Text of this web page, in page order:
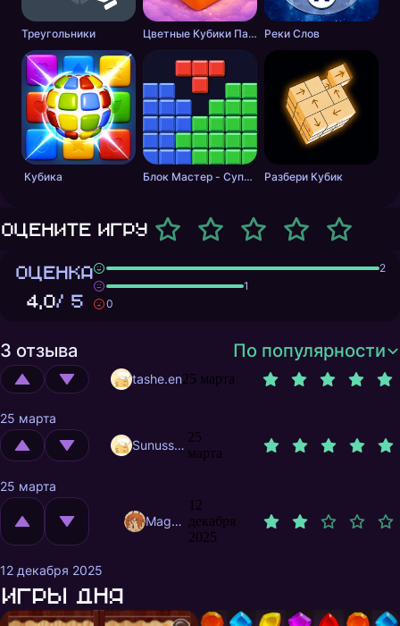
Треугольники Цветные Кубики Пазл Реки Слов
Кубика Блок Мастер - Супер Пазл Разбери Кубик
Оцените игру
ОЦЕНКА
4,0/ 5
2
1
0
3 отзыва По популярности
tashe.en25 марта
25 марта
Sunusstex
25
марта
25 марта
MagnificentMrFox
12
декабря
2025
12 декабря 2025
Игры дня